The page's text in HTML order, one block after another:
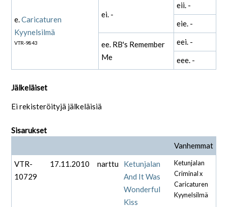
e.Caricaturen
Kyynelsilmä
VTR-9843
ei. -
eii. -
eie. -
ee. RB's Remember
Me
eei. -
eee. -
Jälkeläiset
Ei rekisteröityjä jälkeläisiä
Sisarukset
Vanhemmat
VTR-
10729
17.11.2010 narttu
Ketunjalan
And It Was
Wonderful
Kiss
Ketunjalan
Criminal x
Caricaturen
Kyynelsilmä